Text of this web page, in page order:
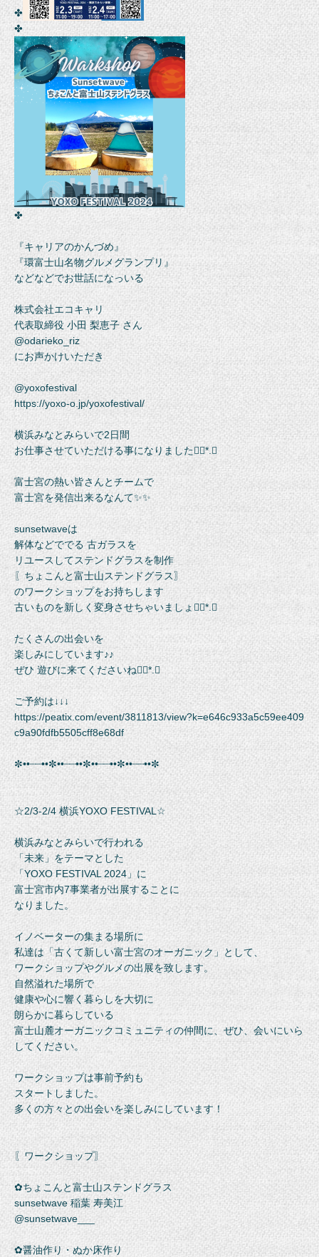
✤
✤
✤
『キャリアのかんづめ』
『環富士山名物グルメグランプリ』
などなどでお世話になっいる
株式会社エコキャリ
代表取締役 小田 梨恵子 さん
@odarieko_riz
にお声かけいただき
@yoxofestival
https://yoxo-o.jp/yoxofestival/
横浜みなとみらいで2日間
お仕事させていただける事になりました❁⃘*.ﾟ
富士宮の熱い皆さんとチームで
富士宮を発信出来るなんて✨✨
sunsetwaveは
解体などででる 古ガラスを
リユースしてステンドグラスを制作
〖ちょこんと富士山ステンドグラス〗
のワークショップをお持ちします
古いものを新しく変身させちゃいましょ❁⃘*.ﾟ
たくさんの出会いを
楽しみにしています♪♪
ぜひ 遊びに来てくださいね❁⃘*.ﾟ
ご予約は↓↓↓
https://peatix.com/event/3811813/view?k=e646c933a5c59ee409
c9a90fdfb5505cff8e68df
⁡✼••┈┈••✼••┈┈••✼••┈┈••✼••┈┈••✼
☆2/3-2/4 横浜YOXO FESTIVAL☆
横浜みなとみらいで行われる
「未来」をテーマとした
「YOXO FESTIVAL 2024」に
富士宮市内7事業者が出展することに
なりました。
イノベーターの集まる場所に
私達は「古くて新しい富士宮のオーガニック」として、
ワークショップやグルメの出展を致します。
自然溢れた場所で
健康や心に響く暮らしを大切に
朗らかに暮らしている
富士山麓オーガニックコミュニティの仲間に、ぜひ、会いにいら
してください。
ワークショップは事前予約も
スタートしました。
多くの方々との出会いを楽しみにしています！
〖ワークショップ〗
✿ちょこんと富士山ステンドグラス
sunsetwave 稲葉 寿美江
@sunsetwave___
✿醤油作り・ぬか床作り